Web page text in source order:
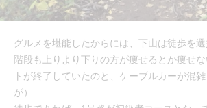
グルメを堪能したからには、下山は徒歩を選
階段も上りより下りの方が痩せるとか痩せ
トが終了していたのと、ケーブルカーが混
が）